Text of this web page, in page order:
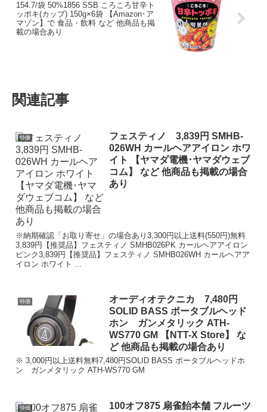
154.7/袋 50%1856 SSB ころころ甘辛ト
ッポキ(カップ) 150g×6袋 【Amazon･ア
マゾン】で 食品・飲料 など 他商品も掲
載の場合あり
関連記事
特価
フェスティノ 3,839円 SMHB-
026WH カールヘアアイロン ホワ
イト 【ヤマダ電機･ヤマダウェブ
コム】 など 他商品も掲載の場合
あり
※納期確認「お取り寄せ」の場合あり3,300円以上送料(550円)無料
3,839円【推奨品】フェスティノ SMHB026PK カールヘアアイロン
ピンク3,839円【推奨品】フェスティノ SMHB026WH カールヘアア
イロン ホワイト ...
特価
オーディオテクニカ 7,480円
SOLID BASS ポータブルヘッド
ホン ガンメタリック ATH-
WS770 GM 【NTT-X Store】 な
ど 他商品も掲載の場合あり
※ 3,000円以上送料無料7,480円SOLID BASS ポータブルヘッドホ
ン ガンメタリック ATH-WS770 GM
特価
100オフ875 扇雀飴本舗 フルーツ